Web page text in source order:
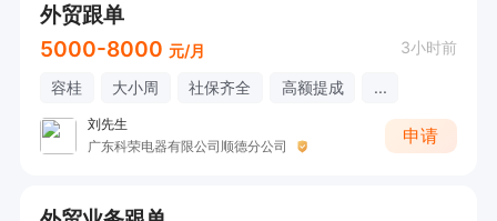
外贸跟单
5000-8000 元/月 3小时前
容桂 大小周 社保齐全 高额提成 ...
刘先生
广东科荣电器有限公司顺德分公司
申请